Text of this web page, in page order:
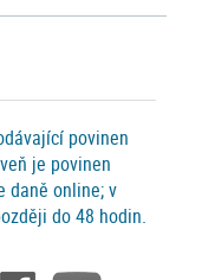
povinen
je povinen
daně online; v
do 48 hodin.